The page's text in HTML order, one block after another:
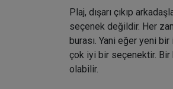
Plaj, dışarı çıkıp
seçenek değildir. Her
burası. Yani eğer yeni
çok iyi bir seçenektir. Bir
olabilir.